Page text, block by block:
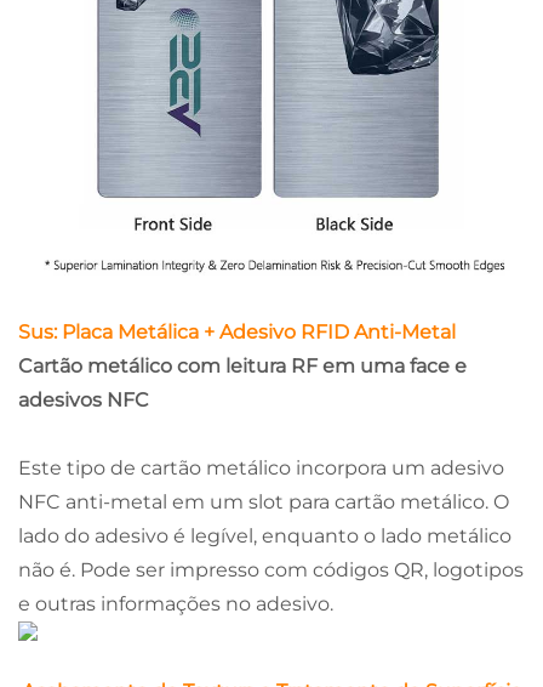
Sus: Placa Metálica + Adesivo RFID Anti-Metal
Cartão metálico com leitura RF em uma face e
adesivos NFC
Este tipo de cartão metálico incorpora um adesivo
NFC anti-metal em um slot para cartão metálico. O
lado do adesivo é legível, enquanto o lado metálico
não é. Pode ser impresso com códigos QR, logotipos
e outras informações no adesivo.